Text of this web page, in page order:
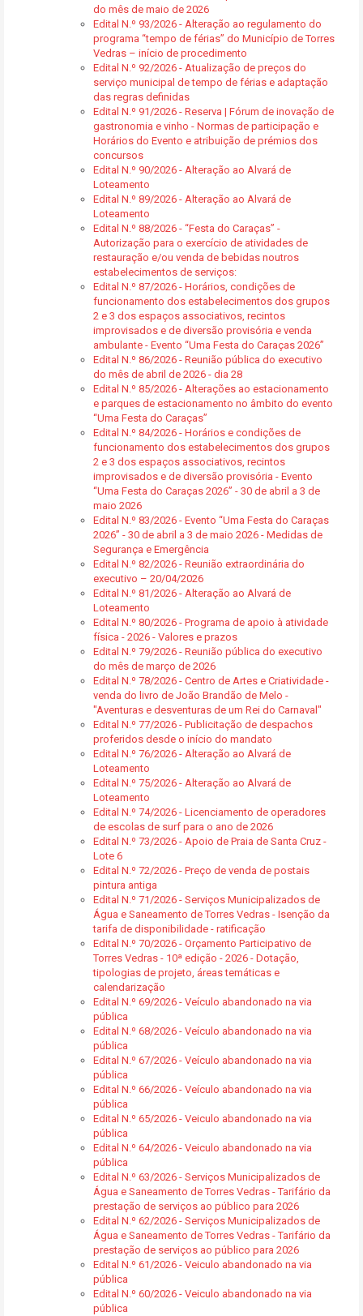
do mês de maio de 2026
Edital N.º 93/2026 - Alteração ao regulamento do
programa “tempo de férias” do Município de Torres
Vedras – início de procedimento
Edital N.º 92/2026 - Atualização de preços do
serviço municipal de tempo de férias e adaptação
das regras definidas
Edital N.º 91/2026 - Reserva | Fórum de inovação de
gastronomia e vinho - Normas de participação e
Horários do Evento e atribuição de prémios dos
concursos
Edital N.º 90/2026 - Alteração ao Alvará de
Loteamento
Edital N.º 89/2026 - Alteração ao Alvará de
Loteamento
Edital N.º 88/2026 - “Festa do Caraças” -
Autorização para o exercício de atividades de
restauração e/ou venda de bebidas noutros
estabelecimentos de serviços:
Edital N.º 87/2026 - Horários, condições de
funcionamento dos estabelecimentos dos grupos
2 e 3 dos espaços associativos, recintos
improvisados e de diversão provisória e venda
ambulante - Evento “Uma Festa do Caraças 2026”
Edital N.º 86/2026 - Reunião pública do executivo
do mês de abril de 2026 - dia 28
Edital N.º 85/2026 - Alterações ao estacionamento
e parques de estacionamento no âmbito do evento
“Uma Festa do Caraças”
Edital N.º 84/2026 - Horários e condições de
funcionamento dos estabelecimentos dos grupos
2 e 3 dos espaços associativos, recintos
improvisados e de diversão provisória - Evento
“Uma Festa do Caraças 2026” - 30 de abril a 3 de
maio 2026
Edital N.º 83/2026 - Evento “Uma Festa do Caraças
2026” - 30 de abril a 3 de maio 2026 - Medidas de
Segurança e Emergência
Edital N.º 82/2026 - Reunião extraordinária do
executivo – 20/04/2026
Edital N.º 81/2026 - Alteração ao Alvará de
Loteamento
Edital N.º 80/2026 - Programa de apoio à atividade
física - 2026 - Valores e prazos
Edital N.º 79/2026 - Reunião pública do executivo
do mês de março de 2026
Edital N.º 78/2026 - Centro de Artes e Criatividade -
venda do livro de João Brandão de Melo -
"Aventuras e desventuras de um Rei do Carnaval"
Edital N.º 77/2026 - Publicitação de despachos
proferidos desde o início do mandato
Edital N.º 76/2026 - Alteração ao Alvará de
Loteamento
Edital N.º 75/2026 - Alteração ao Alvará de
Loteamento
Edital N.º 74/2026 - Licenciamento de operadores
de escolas de surf para o ano de 2026
Edital N.º 73/2026 - Apoio de Praia de Santa Cruz -
Lote 6
Edital N.º 72/2026 - Preço de venda de postais
pintura antiga
Edital N.º 71/2026 - Serviços Municipalizados de
Água e Saneamento de Torres Vedras - Isenção da
tarifa de disponibilidade - ratificação
Edital N.º 70/2026 - Orçamento Participativo de
Torres Vedras - 10ª edição - 2026 - Dotação,
tipologias de projeto, áreas temáticas e
calendarização
Edital N.º 69/2026 - Veículo abandonado na via
pública
Edital N.º 68/2026 - Veículo abandonado na via
pública
Edital N.º 67/2026 - Veículo abandonado na via
pública
Edital N.º 66/2026 - Veículo abandonado na via
pública
Edital N.º 65/2026 - Veiculo abandonado na via
pública
Edital N.º 64/2026 - Veiculo abandonado na via
pública
Edital N.º 63/2026 - Serviços Municipalizados de
Água e Saneamento de Torres Vedras - Tarifário da
prestação de serviços ao público para 2026
Edital N.º 62/2026 - Serviços Municipalizados de
Água e Saneamento de Torres Vedras - Tarifário da
prestação de serviços ao público para 2026
Edital N.º 61/2026 - Veiculo abandonado na via
pública
Edital N.º 60/2026 - Veiculo abandonado na via
pública